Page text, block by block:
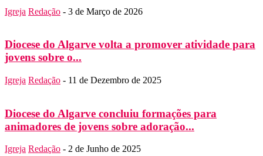
Igreja Redação - 3 de Março de 2026
Diocese do Algarve volta a promover atividade para
jovens sobre o...
Igreja Redação - 11 de Dezembro de 2025
Diocese do Algarve concluiu formações para
animadores de jovens sobre adoração...
Igreja Redação - 2 de Junho de 2025